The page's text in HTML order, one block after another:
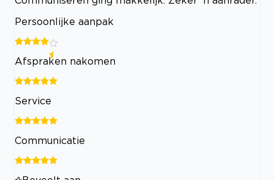
Persoonlijke aanpak
Afspraken nakomen
Service
Communicatie